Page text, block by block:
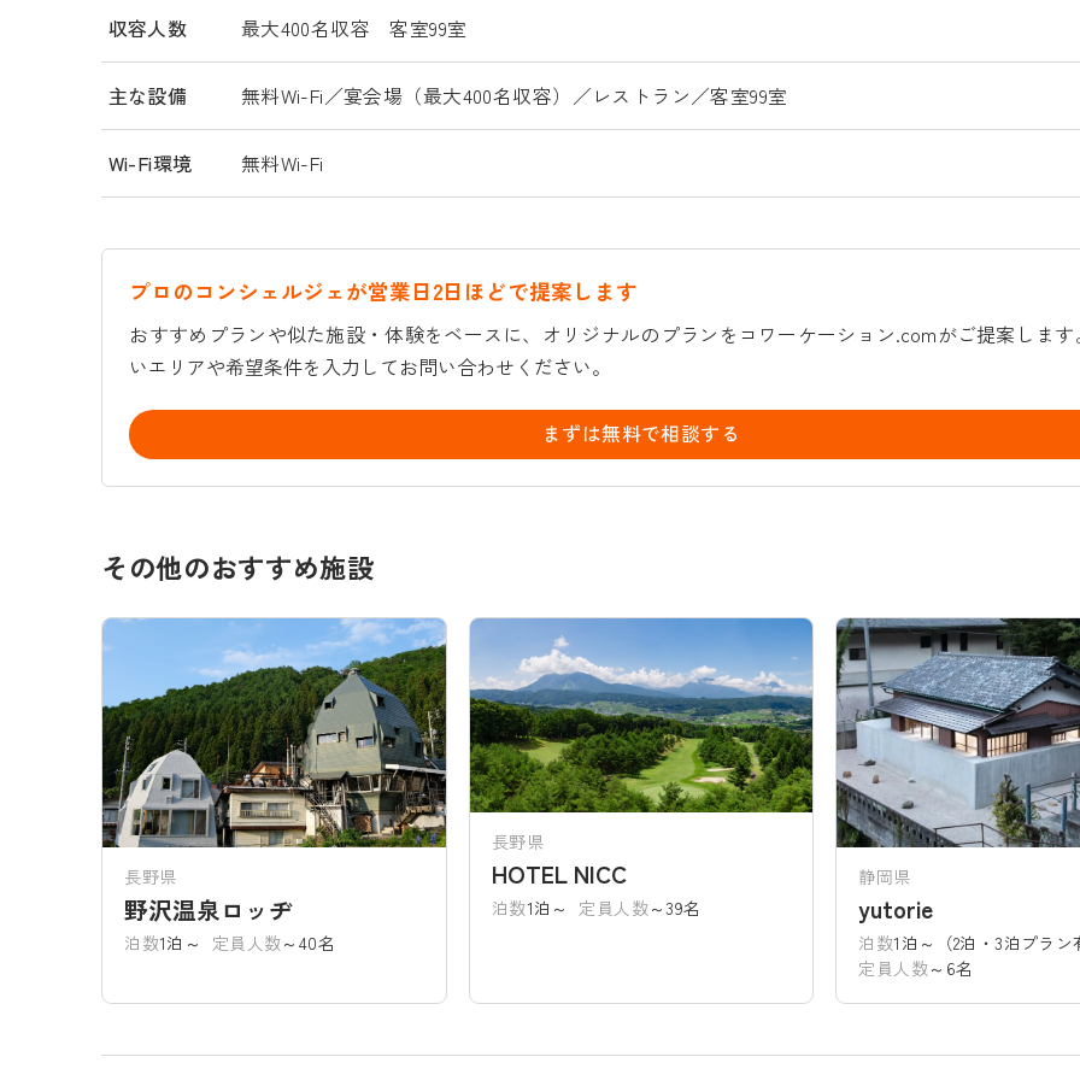
収容人数 最大400名収容 客室99室
主な設備 無料Wi-Fi／宴会場（最大400名収容）／レストラン／客室99室
Wi-Fi環境 無料Wi-Fi
プロのコンシェルジェが営業日2日ほどで提案します
おすすめプランや似た施設・体験をベースに、オリジナルのプランをコワーケーション.comがご提案しま
いエリアや希望条件を入力してお問い合わせください。
まずは無料で相談する
その他のおすすめ施設
長野県
野沢温泉ロッヂ
泊数1泊～ 定員人数～40名
長野県
HOTEL NICC
泊数1泊～ 定員人数～39名
静岡県
yutorie
泊数1泊～（2泊・3泊プラン
定員人数～6名